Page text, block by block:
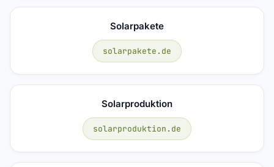
Solarpakete
solarpakete.de
Solarproduktion
solarproduktion.de